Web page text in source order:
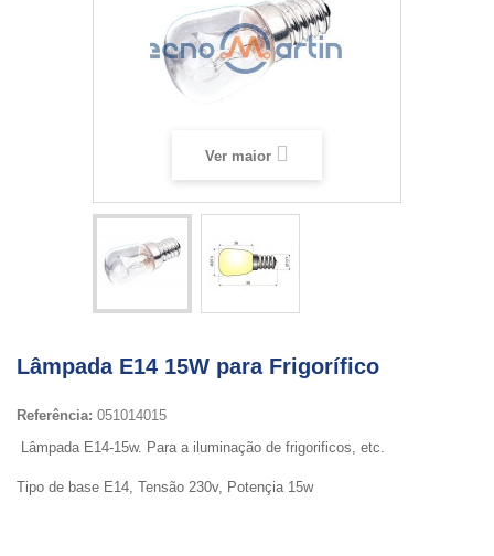
Ver maior
Lâmpada E14 15W para Frigorífico
Referência: 051014015
Lâmpada E14-15w. Para a iluminação de frigorificos, etc.
Tipo de base E14, Tensão 230v, Potençia 15w